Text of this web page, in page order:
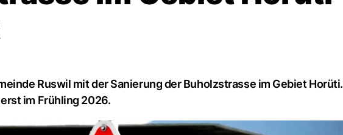
Ruswil mit der Sanierung der Buholzstrasse im Gebiet Horüti.
im Frühling 2026.